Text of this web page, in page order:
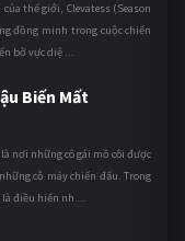
thế giới, Clevatess (Season
đồng minh trong cuộc chiến
bờ vực diệ ...
Biến Mất
nơi những cô gái mồ côi được
cỗ máy chiến đấu. Trong
là điều hiển nh ...